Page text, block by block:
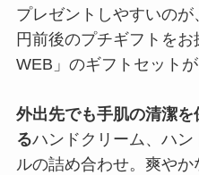
プレゼントしやすいの
円前後のプチギフトを
WEB」のギフトセットが
外出先でも手肌の清潔
るハンドクリーム、ハ
ルの詰め合わせ。爽や